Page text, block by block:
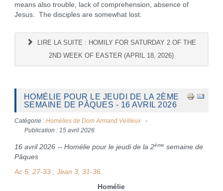
means also trouble, lack of comprehension, absence of
Jesus. The disciples are somewhat lost.
LIRE LA SUITE : HOMILY FOR SATURDAY 2 OF THE
2ND WEEK OF EASTER (APRIL 18, 2026)
HOMÉLIE POUR LE JEUDI DE LA 2ÈME
SEMAINE DE PÂQUES - 16 AVRIL 2026
Catégorie : Homélies de Dom Armand Veilleux
Publication : 15 avril 2026
16 avril 2026 -- Homélie pour le jeudi de la 2ème semaine de
Pâques
Ac 5, 27-33 ; Jean 3, 31-36.
Homélie